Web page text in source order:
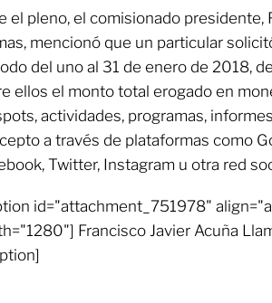
el pleno, el comisionado presidente,
mencionó que un particular
del uno al 31 de enero de 2018,
ellos el monto total erogado en
actividades, programas,
a través de plataformas como
Twitter, Instagram u otra red
id="attachment_751978"
Francisco Javier Acuña